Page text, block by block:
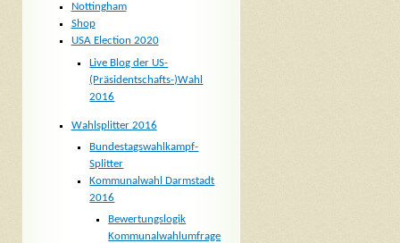
Nottingham
Shop
USA Election 2020
Live Blog der US-
(Präsidentschafts-)Wahl
2016
Wahlsplitter 2016
Bundestagswahlkampf-
Splitter
Kommunalwahl Darmstadt
2016
Bewertungslogik
Kommunalwahlumfrage